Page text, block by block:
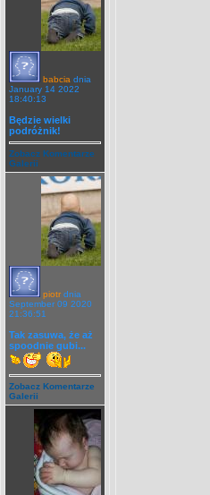
babcia dnia
January 14 2022
18:40:13
Będzie wielki
podróżnik!
Zobacz Komentarze
Galerii
piotr dnia
September 09 2020
21:36:51
Tak zasuwa, że aż
spoodnie gubi...
Zobacz Komentarze
Galerii